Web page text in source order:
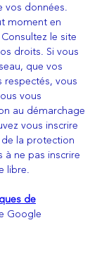
vos données.
moment en
le site
droits. Si vous
que vos
respectés, vous
vous
au démarchage
vous inscrire
la protection
à ne pas inscrire
libre.
de
Google